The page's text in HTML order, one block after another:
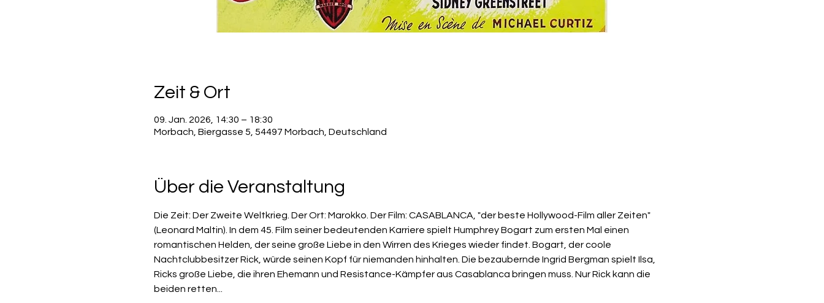
Zeit & Ort
09. Jan. 2026, 14:30 – 18:30
Morbach, Biergasse 5, 54497 Morbach, Deutschland
Über die Veranstaltung
Die Zeit: Der Zweite Weltkrieg. Der Ort: Marokko. Der Film: CASABLANCA, "der beste Hollywood-Film aller Zeiten"
(Leonard Maltin). In dem 45. Film seiner bedeutenden Karriere spielt Humphrey Bogart zum ersten Mal einen
romantischen Helden, der seine große Liebe in den Wirren des Krieges wieder findet. Bogart, der coole
Nachtclubbesitzer Rick, würde seinen Kopf für niemanden hinhalten. Die bezaubernde Ingrid Bergman spielt Ilsa,
Ricks große Liebe, die ihren Ehemann und Resistance-Kämpfer aus Casablanca bringen muss. Nur Rick kann die
beiden retten...